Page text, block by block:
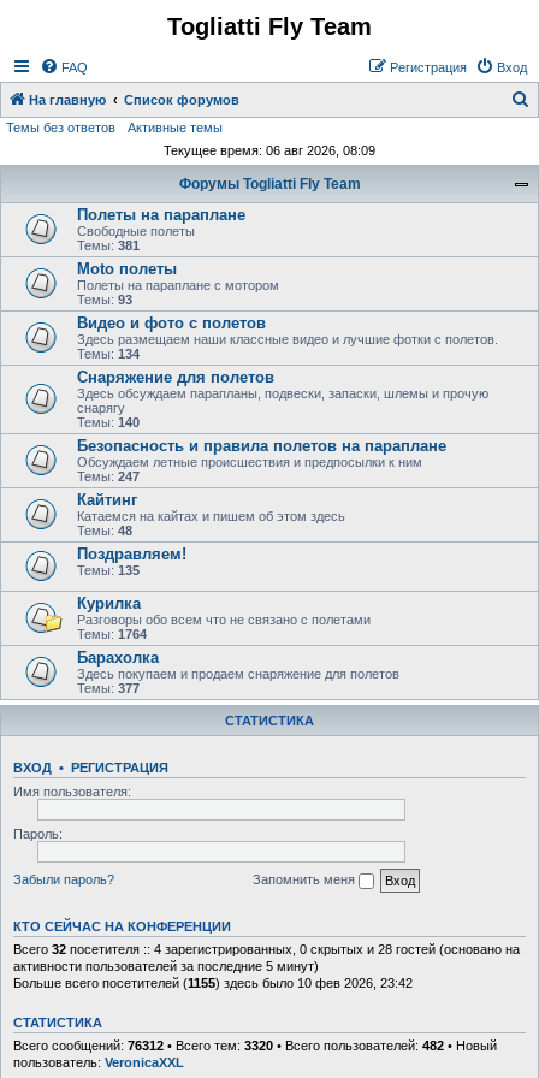
Togliatti Fly Team
FAQ Вход
Регистрация
На главную Список форумов
Темы без ответов
Активные темы
Текущее время: 06 авг 2026, 08:09
Форумы Togliatti Fly Team
Полеты на параплане
Свободные полеты
Темы: 381
Moto полеты
Полеты на параплане с мотором
Темы: 93
Видео и фото с полетов
Здесь размещаем наши классные видео и лучшие фотки с полетов.
Темы: 134
Снаряжение для полетов
Здесь обсуждаем парапланы, подвески, запаски, шлемы и прочую
снарягу
Темы: 140
Безопасность и правила полетов на параплане
Обсуждаем летные происшествия и предпосылки к ним
Темы: 247
Кайтинг
Катаемся на кайтах и пишем об этом здесь
Темы: 48
Поздравляем!
Темы: 135
Курилка
Разговоры обо всем что не связано с полетами
Темы: 1764
Барахолка
Здесь покупаем и продаем снаряжение для полетов
Темы: 377
СТАТИСТИКА
ВХОД • РЕГИСТРАЦИЯ
Имя пользователя:
Пароль:
Забыли пароль? Запомнить меня
КТО СЕЙЧАС НА КОНФЕРЕНЦИИ
Всего 32 посетителя :: 4 зарегистрированных, 0 скрытых и 28 гостей (основано на
активности пользователей за последние 5 минут)
Больше всего посетителей (1155) здесь было 10 фев 2026, 23:42
СТАТИСТИКА
Всего сообщений: 76312 • Всего тем: 3320 • Всего пользователей: 482 • Новый
пользователь: VeronicaXXL